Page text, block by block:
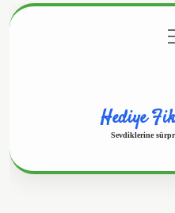
Gizlilik
Hediye
Sevdiklerine